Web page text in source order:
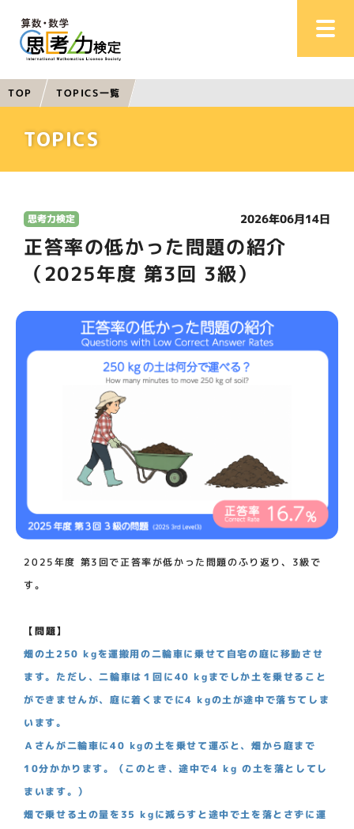
TOP TOPICS一覧
TOPICS
思考力検定 2026年06月14日
正答率の低かった問題の紹介
（2025年度 第3回 3級）
2025年度 第3回で正答率が低かった問題のふり返り、3級で
す。
【問題】
畑の土250 kgを運搬用の二輪車に乗せて自宅の庭に移動させ
ます。ただし、二輪車は１回に40 kgまでしか土を乗せること
ができませんが、庭に着くまでに4 kgの土が途中で落ちてしま
います。
Ａさんが二輪車に40 kgの土を乗せて運ぶと、畑から庭まで
10分かかります。（このとき、途中で4 kg の土を落としてし
まいます。）
畑で乗せる土の量を35 kgに減らすと途中で土を落とさずに運